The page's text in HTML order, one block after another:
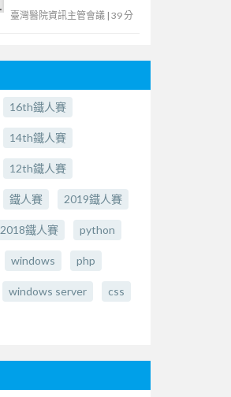
服務革新
臺灣醫院資訊主管會議 | 39 分
16th鐵人賽
14th鐵人賽
12th鐵人賽
鐵人賽 2019鐵人賽
2018鐵人賽 python
windows php
windows server css